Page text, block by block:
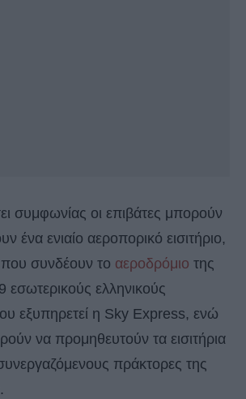
συμφωνίας οι επιβάτες μπορούν
ένα ενιαίο αεροπορικό εισιτήριο,
συνδέουν το αεροδρόμιο της
ελληνικούς
εξυπηρετεί η Sky Express, ενώ
να προμηθευτούν τα εισιτήρια
πράκτορες της